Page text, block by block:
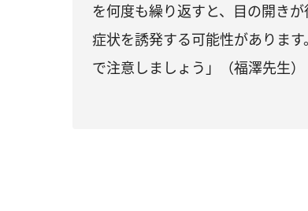
を何度も繰り返すと、目の開き
症状を誘発する可能性がありま
で注意しましょう」（福澤先生）